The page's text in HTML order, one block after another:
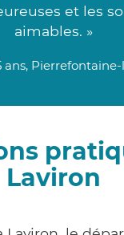
et les
aimables. »
ans, Pierrefontaine-
Laviron